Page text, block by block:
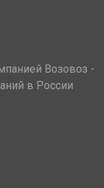
Возовоз -
в России